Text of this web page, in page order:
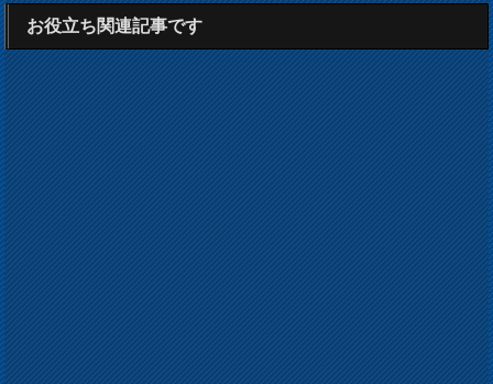
お役立ち関連記事です